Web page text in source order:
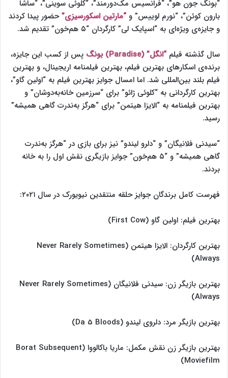
“بونگ جون هو”،‌ “فرانسیس مک‌دورمند”، “کلوئی سوینی”، “ساشا
بارون کوئن”، “نورم لوییس” و“مارتین اسکورسیزی” حضور پیدا کردند
و جایزه‌ی ویژه‌ای به “اسپایک لی” کارگردان “۵ هم‌خون” تقدیم شد.
سال گذشته فیلم‌ “انگل”‌ (Paradise) بونگ
پس از کسب این جایزه‌،
برنده‌ی اسکارهای بهترین فیلم، بهترین فیلمنامه اریجینال، و بهترین
فیلم بلند بین‌المللی شد. اما امسال جوایز بهترین فیلم به “اولین گاو”،
بهترین کارگردانی به “کلوئی ژائو” برای “سرزمین خانه‌به‌دوشان” و
بهترین فیلمنامه به “الایزا هیتمن” برای “هرگز به‌ندرت گاهی همیشه”
رسید.
“سیدنی فلانیگان” و “دلرو لیندو” نیز برای بازی در “هرگز به‌ندرت
گاهی همیشه” و “۵ هم‌خون” جوایز بازیگری نقش اول را به خانه
بردند.
فهرست کامل برندگان جوایز حلقه منتقدین نیویورک در سال ۲۰۲۱:
بهترین فیلم: اولین گاو (First Cow)
بهترین کارگردان: الایزا هیتمن (Never Rarely Sometimes
Always)
بهترین بازیگر زن: سیدنی فلانیگان (Never Rarely Sometimes
Always)
بهترین بازیگر مرد: دلروی لیندو (Da 5 Bloods)
بهترین بازیگر زن نقش مکمل: ماریا باکالووا (Borat Subsequent
Moviefilm)